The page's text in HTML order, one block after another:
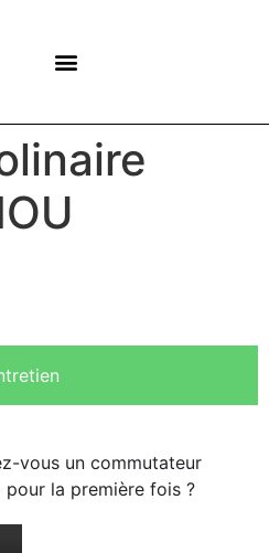
vous un commutateur
la première fois ?